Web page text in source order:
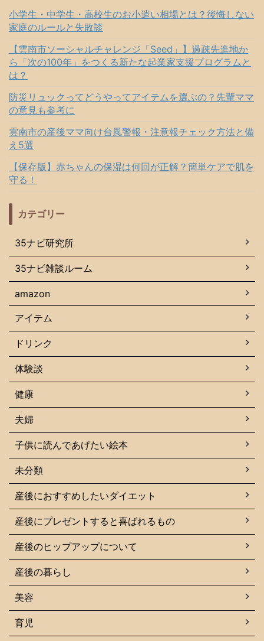
小学生・中学生・高校生のお小遣い相場とは？後悔しない
家庭のルールと失敗談
【雲南市ソーシャルチャレンジ「Seed」】過疎先進地か
ら「次の100年」をつくる新たな起業家支援プログラムと
は？
防災リュックってどうやってアイテムを選ぶの？先輩ママ
の意見も参考に
雲南市の産後ママ向け台風警報・注意報チェック方法と備
え5選
【保存版】赤ちゃんの保湿は何回が正解？簡単ケアで肌を
守る！
カテゴリー
35ナビ研究所
35ナビ雑談ルーム
amazon
アイテム
ドリンク
体験談
健康
夫婦
子供に読んであげたい絵本
未分類
産後におすすめしたいダイエット
産後にプレゼントすると喜ばれるもの
産後のヒップアップについて
産後の暮らし
美容
育児